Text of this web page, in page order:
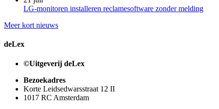
LG-monitoren installeren reclamesoftware zonder melding
Meer kort nieuws
deLex
©Uitgeverij deLex
Bezoekadres
Korte Leidsedwarsstraat 12 II
1017 RC Amsterdam